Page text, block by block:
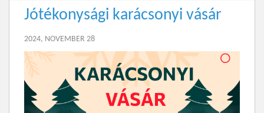
Jótékonysági karácsonyi vásár
2024, NOVEMBER 28